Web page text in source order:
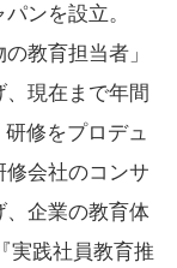
ンを設立。
教育担当者」
現在まで年間
修をプロデュ
会社のコンサ
、企業の教育体
実践社員教育推